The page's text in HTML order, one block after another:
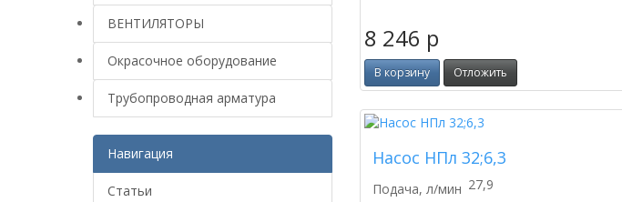
ВЕНТИЛЯТОРЫ
Окрасочное оборудование
Трубопроводная арматура
Навигация
Статьи
8 246 p
В корзину Отложить
Насос НПл 32;6,3
Подача, л/мин 27,9